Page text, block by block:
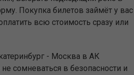
Покупка билетов займёт у вас
всю стоимость сразу или
- Москва в АК
сомневаться в безопасности и